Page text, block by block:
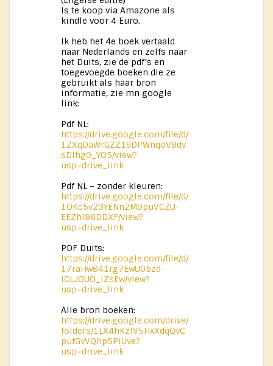
Is te koop via Amazone als
kindle voor 4 Euro.
Ik heb het 4e boek vertaald
naar Nederlands en zelfs naar
het Duits, zie de pdf’s en
toegevoegde boeken die ze
gebruikt als haar bron
informatie, zie mn google
link:
Pdf NL:
https://drive.google.com/file/d/
1ZXqDaWrGZZ1SDPWnqoV8dv
sDIhg0_YO5/view?
usp=drive_link
Pdf NL – zonder kleuren:
https://drive.google.com/file/d/
1OKc5v23YENn2M9puVCZU-
EEZhl98DDXF/view?
usp=drive_link
PDF Duits:
https://drive.google.com/file/d/
17raHw641rg7EwU0bzd-
lCLJOUO_lZsEw/view?
usp=drive_link
Alle bron boeken:
https://drive.google.com/drive/
folders/1LX4hKzIV5HxXdqQvC
putGvVQhp5PiUve?
usp=drive_link